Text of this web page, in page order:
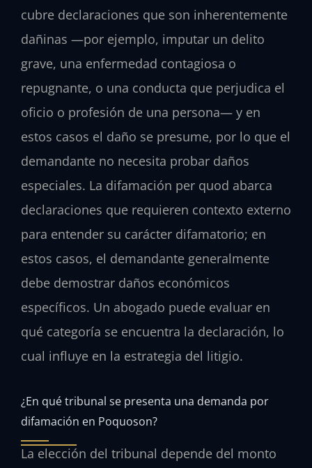
cubre declaraciones que son inherentemente
dañinas —por ejemplo, imputar un delito
grave, una enfermedad contagiosa o
repugnante, o una conducta que perjudica el
oficio o profesión de una persona— y en
estos casos el daño se presume, por lo que el
demandante no necesita probar daños
especiales. La difamación per quod abarca
declaraciones que requieren contexto externo
para entender su carácter difamatorio; en
estos casos, el demandante generalmente
debe demostrar daños económicos
específicos. Un abogado puede evaluar en
qué categoría se encuentra la declaración, lo
cual influye en la estrategia del litigio.
¿En qué tribunal se presenta una demanda por
difamación en Poquoson?
La elección del tribunal depende del monto